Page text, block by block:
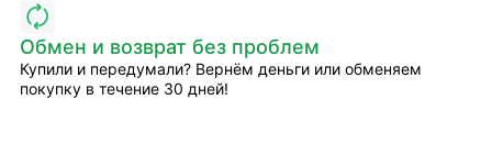
Обмен и возврат без проблем
Купили и передумали? Вернём деньги или обменяем
покупку в течение 30 дней!